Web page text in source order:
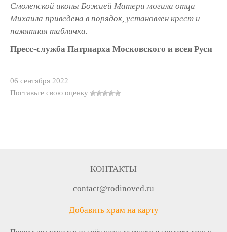
Смоленской иконы Божией Матери могила отца
Михаила приведена в порядок, установлен крест и
памятная табличка.
Пресс-служба Патриарха Московского и всея Руси
06 сентября 2022
Поставьте свою оценку
КОНТАКТЫ
contact@rodinoved.ru
Добавить храм на карту